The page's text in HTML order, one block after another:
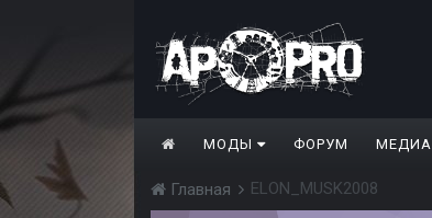
МОДЫ ФОРУМ МЕДИА
Главная ELON_MUSK2008